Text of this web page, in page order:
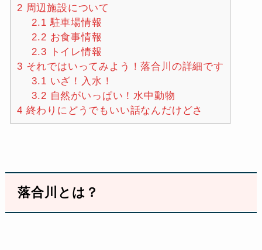
2 周辺施設について
2.1 駐車場情報
2.2 お食事情報
2.3 トイレ情報
3 それではいってみよう！落合川の詳細です
3.1 いざ！入水！
3.2 自然がいっぱい！水中動物
4 終わりにどうでもいい話なんだけどさ
落合川とは？